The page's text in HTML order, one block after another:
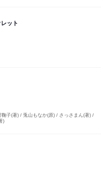
ット
子(著) / 兎山もなか(原) / さっさまん(著) /
)